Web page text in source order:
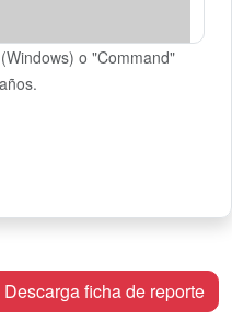
o "Command"
Descarga ficha de reporte